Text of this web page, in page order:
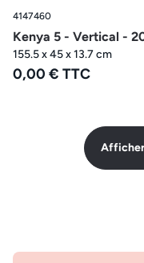
4147460
Kenya 5 - Vertical -
155.5 x 45 x 13.7 cm
0,00 € TTC